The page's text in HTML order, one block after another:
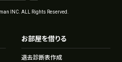
INC. ALL Rights Reserved.
お部屋を借りる
退去診断表作成